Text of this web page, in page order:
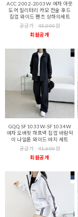
ACC 2002-2003W 여자 아웃
도어 밀리터리 카모 전술 후드
집업 와이드 팬츠 상하의세트
공급가 :43,000원
회원공개
GQQ SF1033W-SF1034W
여자 오버핏 하프넥 집업 바람막
이 나일론 와이드 바지 세트
공급가 :41,600원
회원공개